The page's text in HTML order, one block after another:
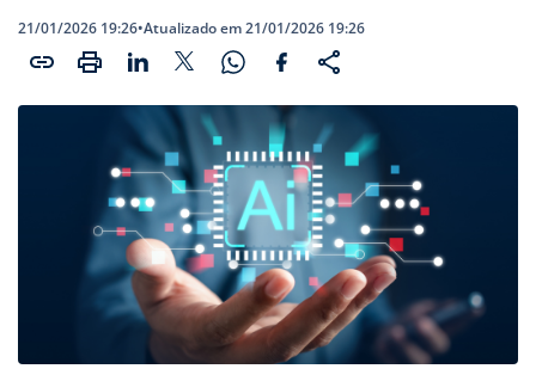
21/01/2026 19:26•Atualizado em 21/01/2026 19:26